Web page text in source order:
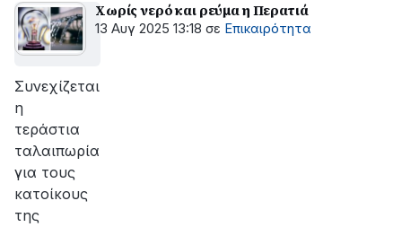
Χωρίς νερό και ρεύμα η Περατιά
13 Αυγ 2025 13:18 σε Επικαιρότητα
Συνεχίζεται
η
τεράστια
ταλαιπωρία
για τους
κατοίκους
της